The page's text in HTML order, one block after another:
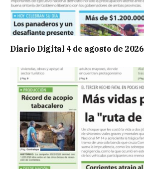
Diario Digital 4 de agosto de 2026